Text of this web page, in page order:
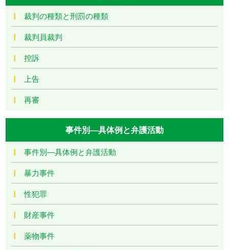
裁判の種類と刑罰の種類
裁判員裁判
控訴
上告
再審
事件別―具体例と弁護活動
事件別―具体例と弁護活動
暴力事件
性犯罪
財産事件
薬物事件